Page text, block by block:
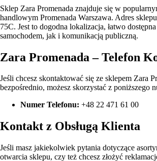
Sklep Zara Promenada znajduje się w
handlowym Promenada Warszawa. Adres
75C. Jest to dogodna lokalizacja, łatwo
samochodem, jak i komunikacją publiczną.
Zara Promenada – Telefon
Jeśli chcesz skontaktować się ze sklepem Zara
bezpośrednio, możesz skorzystać z poniższego
Numer Telefonu: +48 22 471 61 00
Kontakt z Obsługą Klienta
Jeśli masz jakiekolwiek pytania dotyczące
otwarcia sklepu, czy też chcesz złożyć